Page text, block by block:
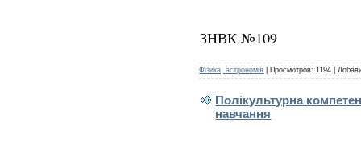
ЗНВК №109
Фізика, астрономія Просмотров: 1194
Полікультурна
навчання